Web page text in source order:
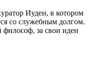
Иудеи, в котором
со служебным долгом.
за свои идеи